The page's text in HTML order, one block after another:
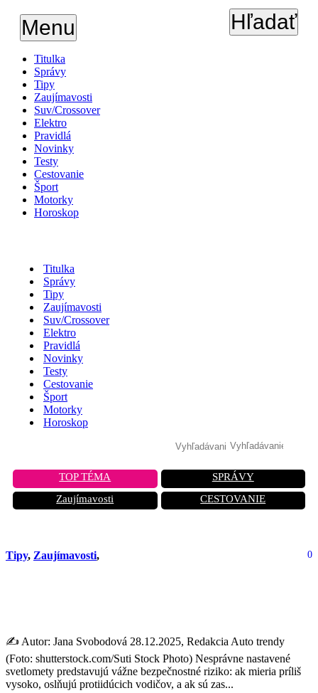
Menu Hľadať
Titulka
Správy
Tipy
Zaujímavosti
Suv/Crossover
Elektro
Pravidlá
Novinky
Testy
Cestovanie
Šport
Motorky
Horoskop
Titulka
Správy
Tipy
Zaujímavosti
Suv/Crossover
Elektro
Pravidlá
Novinky
Testy
Cestovanie
Šport
Motorky
Horoskop
TOP TÉMA
SPRÁVY
Zaujímavosti
CESTOVANIE
Tipy, Zaujímavosti, 0
✍️ Autor: Jana Svobodová 28.12.2025, Redakcia Auto trendy
(Foto: shutterstock.com/Suti Stock Photo) Nesprávne nastavené
svetlomety predstavujú vážne bezpečnostné riziko: ak mieria príliš
vysoko, oslňujú protiidúcich vodičov, a ak sú zas...